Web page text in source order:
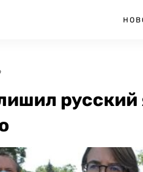
русский